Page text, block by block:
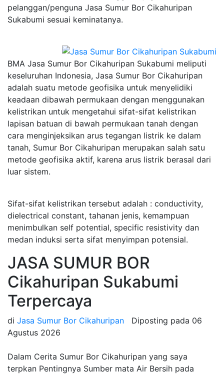
pelanggan/penguna Jasa Sumur Bor Cikahuripan
Sukabumi sesuai keminatanya.
BMA Jasa Sumur Bor Cikahuripan Sukabumi meliputi
keseluruhan Indonesia, Jasa Sumur Bor Cikahuripan
adalah suatu metode geofisika untuk menyelidiki
keadaan dibawah permukaan dengan menggunakan
kelistrikan untuk mengetahui sifat-sifat kelistrikan
lapisan batuan di bawah permukaan tanah dengan
cara menginjeksikan arus tegangan listrik ke dalam
tanah, Sumur Bor Cikahuripan merupakan salah satu
metode geofisika aktif, karena arus listrik berasal dari
luar sistem.
Sifat-sifat kelistrikan tersebut adalah : conductivity,
dielectrical constant, tahanan jenis, kemampuan
menimbulkan self potential, specific resistivity dan
medan induksi serta sifat menyimpan potensial.
JASA SUMUR BOR
Cikahuripan Sukabumi
Terpercaya
di Jasa Sumur Bor Cikahuripan Diposting pada 06
Agustus 2026
Dalam Cerita Sumur Bor Cikahuripan yang saya
terpkan Pentingnya Sumber mata Air Bersih pada